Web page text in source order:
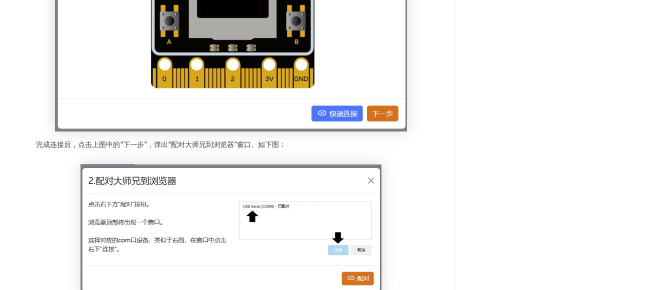
完成连接后，点击上图中的“下一步”，弹出“配对大师兄到浏览器”窗口。如下图：